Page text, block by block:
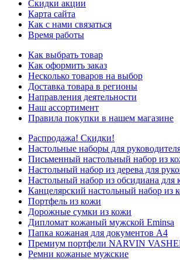
Скидки акции
Карта сайта
Как с нами связаться
Время работы
Как выбрать товар
Как оформить заказ
Несколько товаров на выбор
Доставка товара в регионы
Направления деятельности
Наш ассортимент
Правила покупки в нашем магазине
Распродажа! Скидки!
Настольные наборы для
Письменный настольный набор из
Настольный набор из дерева для
Настольный набор из обсидиана для
Канцелярский настольный набор из
Портфель из кожи
Дорожные сумки из кожи
Дипломат кожаный мужской Eminsa
Папка кожаная для документов А4
Премиум портфели NARVIN
Ремни кожаные мужские